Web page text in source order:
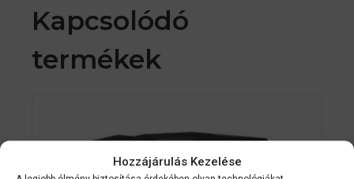
Hozzájárulás Kezelése
Kapcsolódó
termékek